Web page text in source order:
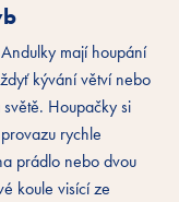
mají houpání
kývání větví nebo
Houpačky si
rychle
prádlo nebo dvou
koule visící ze